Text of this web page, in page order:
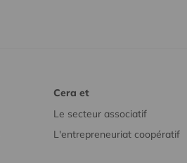
Cera et
Le secteur associatif
L'entrepreneuriat coopératif